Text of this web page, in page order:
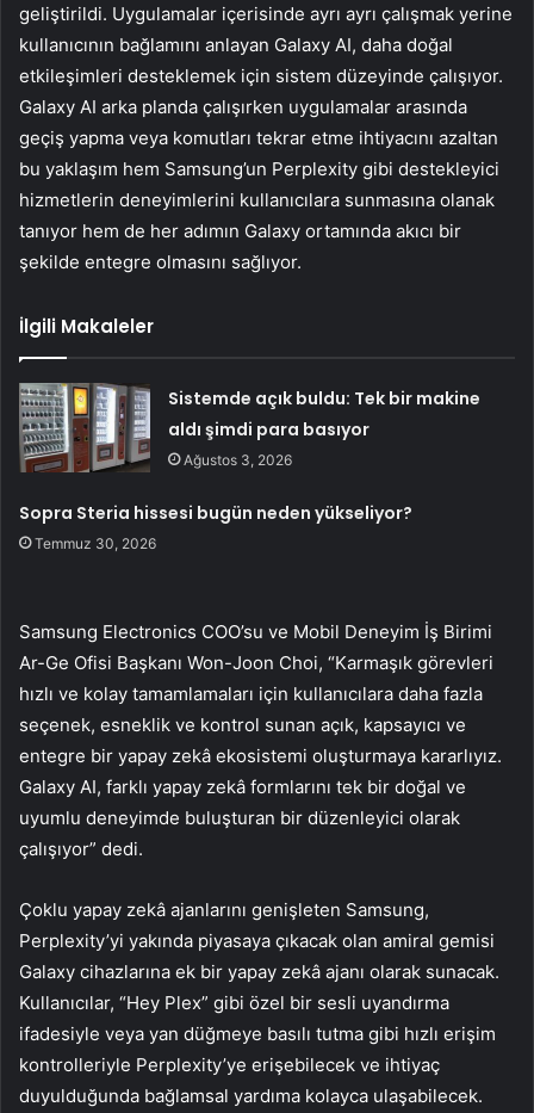
geliştirildi. Uygulamalar içerisinde ayrı ayrı çalışmak yerine
kullanıcının bağlamını anlayan Galaxy AI, daha doğal
etkileşimleri desteklemek için sistem düzeyinde çalışıyor.
Galaxy AI arka planda çalışırken uygulamalar arasında
geçiş yapma veya komutları tekrar etme ihtiyacını azaltan
bu yaklaşım hem Samsung’un Perplexity gibi destekleyici
hizmetlerin deneyimlerini kullanıcılara sunmasına olanak
tanıyor hem de her adımın Galaxy ortamında akıcı bir
şekilde entegre olmasını sağlıyor.
İlgili Makaleler
Sistemde açık buldu: Tek bir makine
aldı şimdi para basıyor
Ağustos 3, 2026
Sopra Steria hissesi bugün neden yükseliyor?
Temmuz 30, 2026
Samsung Electronics COO’su ve Mobil Deneyim İş Birimi
Ar-Ge Ofisi Başkanı Won-Joon Choi, “Karmaşık görevleri
hızlı ve kolay tamamlamaları için kullanıcılara daha fazla
seçenek, esneklik ve kontrol sunan açık, kapsayıcı ve
entegre bir yapay zekâ ekosistemi oluşturmaya kararlıyız.
Galaxy AI, farklı yapay zekâ formlarını tek bir doğal ve
uyumlu deneyimde buluşturan bir düzenleyici olarak
çalışıyor” dedi.
Çoklu yapay zekâ ajanlarını genişleten Samsung,
Perplexity’yi yakında piyasaya çıkacak olan amiral gemisi
Galaxy cihazlarına ek bir yapay zekâ ajanı olarak sunacak.
Kullanıcılar, “Hey Plex” gibi özel bir sesli uyandırma
ifadesiyle veya yan düğmeye basılı tutma gibi hızlı erişim
kontrolleriyle Perplexity’ye erişebilecek ve ihtiyaç
duyulduğunda bağlamsal yardıma kolayca ulaşabilecek.